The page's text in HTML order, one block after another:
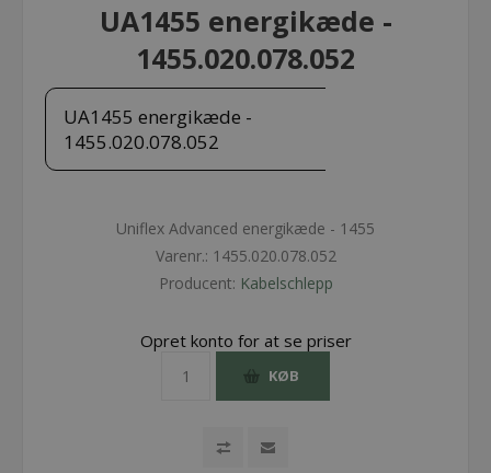
UA1455 energikæde -
1455.020.078.052
UA1455 energikæde -
1455.020.078.052
Uniflex Advanced energikæde - 1455
Varenr.: 1455.020.078.052
Producent: Kabelschlepp
Opret konto for at se priser
KØB